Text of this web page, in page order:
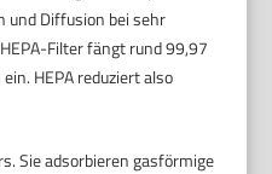
und Diffusion bei sehr
Filter fängt rund 99,97
HEPA reduziert also
Sie adsorbieren gasförmige